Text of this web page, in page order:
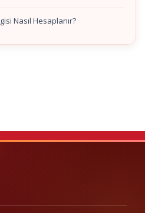
Nasıl Hesaplanır?